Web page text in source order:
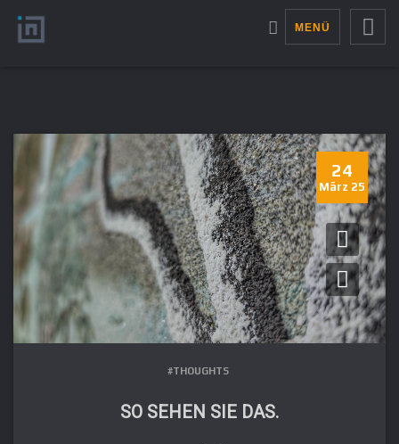
MENÜ
24
März 25
#THOUGHTS
SO SEHEN SIE DAS.